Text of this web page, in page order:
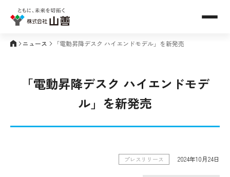
メニュ
ニュース 「電動昇降デスク ハイエンドモデル」を新発売
「電動昇降デスク ハイエンドモデ
ル」を新発売
プレスリリース 2024年10月24日